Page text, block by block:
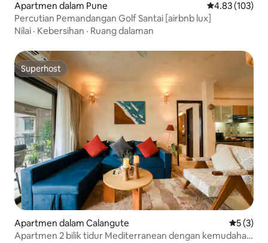
Apartmen dalam Pune Penarafan
4.83 (103)
Percutian Pemandangan Golf Santai [airbnb lux]
Nilai · Kebersihan · Ruang dalaman
Superhost
Superhost
Apartmen dalam Calangute
5 (3)
Apartmen 2 bilik tidur Mediterranean dengan kemudahan